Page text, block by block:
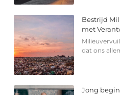
Bestrijd
met
dat ons
Jong